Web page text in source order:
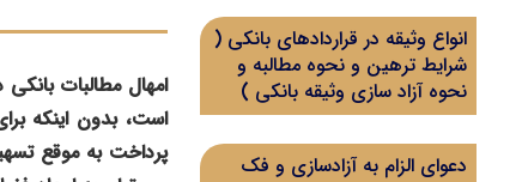
انواع وثیقه در قراردادهای بانکی (
شرایط ترهین و نحوه مطالبه و
نحوه آزاد سازی وثیقه بانکی )
دعوای الزام به آزادسازی و فک
امهال مطالبات
است، بدون اینکه
پرداخت به موقع